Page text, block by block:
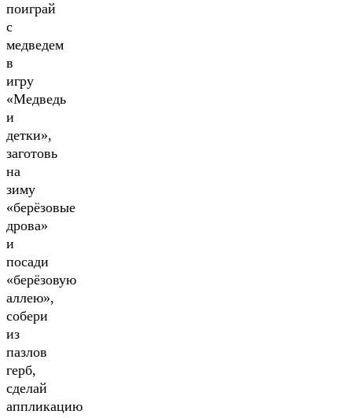
поиграй
с
медведем
в
игру
«Медведь
и
детки»,
заготовь
на
зиму
«берёзовые
дрова»
и
посади
«берёзовую
аллею»,
собери
из
пазлов
герб,
сделай
аппликацию